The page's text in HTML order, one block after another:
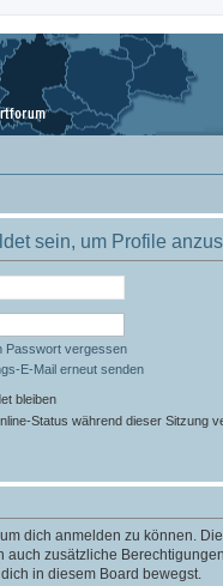
sein, um Profile
Passwort vergessen
E-Mail erneut senden
bleiben
Status während dieser Sitzung
dich anmelden zu können.
zusätzliche
in diesem Board bewegst.